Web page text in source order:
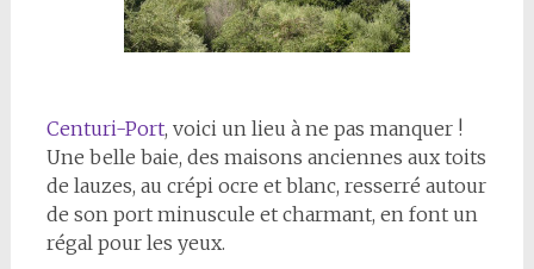
Centuri-Port, voici un lieu à ne pas manquer !
Une belle baie, des maisons anciennes aux toits
de lauzes, au crépi ocre et blanc, resserré autour
de son port minuscule et charmant, en font un
régal pour les yeux.